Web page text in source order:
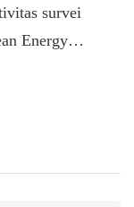
survei
Energy…